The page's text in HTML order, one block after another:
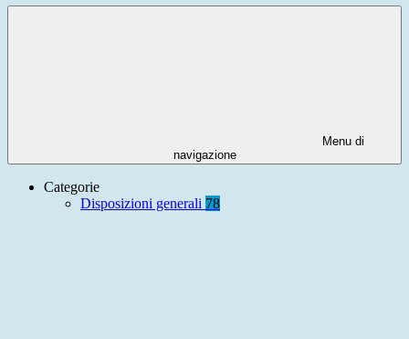
Menu di
navigazione
Categorie
Disposizioni generali 78